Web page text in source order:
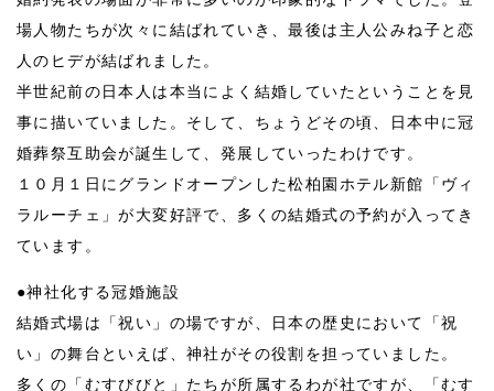
場人物たちが次々に結ばれていき、最後は主人公みね子と恋
人のヒデが結ばれました。
半世紀前の日本人は本当によく結婚していたということを見
事に描いていました。そして、ちょうどその頃、日本中に冠
婚葬祭互助会が誕生して、発展していったわけです。
１０月１日にグランドオープンした松柏園ホテル新館「ヴィ
ラルーチェ」が大変好評で、多くの結婚式の予約が入ってき
ています。
●神社化する冠婚施設
結婚式場は「祝い」の場ですが、日本の歴史において「祝
い」の舞台といえば、神社がその役割を担っていました。
多くの「むすびびと」たちが所属するわが社ですが、「むす